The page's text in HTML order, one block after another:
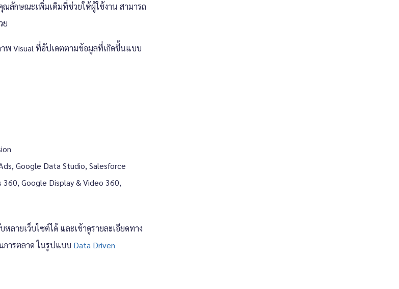
ณลักษณะเพิ่มเติมที่ช่วยให้ผู้ใช้งาน สามารถ
ย
พ Visual ที่อัปเดตตามข้อมูลที่เกิดขึ้นแบบ
Google Data Studio, Salesforce
Google Display & Video 360,
ายเว็บไซต์ได้ และเข้าดูรายละเอียดทาง
การตลาด ในรูปแบบ Data Driven